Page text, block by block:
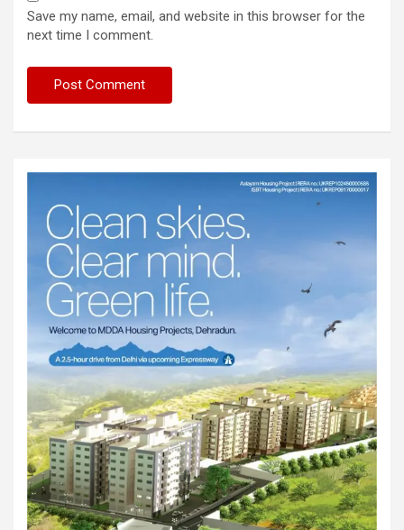
Save my name, email, and website in this browser for the
next time I comment.